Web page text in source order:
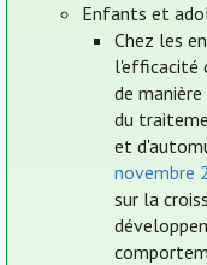
Enfants et
Chez les
l'efficacité
de
du
et
novembre
sur la